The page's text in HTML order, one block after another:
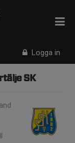
Logga in
SK